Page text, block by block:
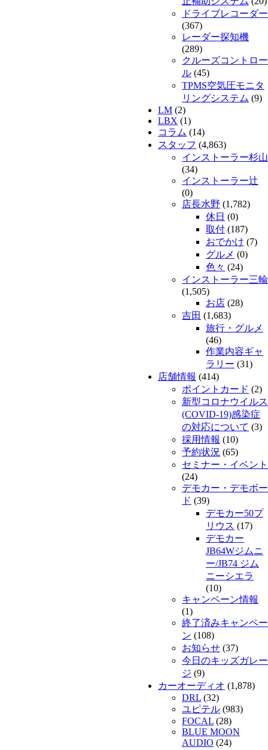
ドライブレコーダー
(367)
レーダー探知機
(289)
クルーズコントロー
ル (45)
TPMS空気圧モニタ
リングシステム (9)
LM (2)
LBX (1)
コラム (14)
スタッフ (4,863)
インストーラー杉山
(34)
インストーラー辻
(0)
店長水野 (1,782)
休日 (0)
取付 (187)
おでかけ (7)
グルメ (0)
色々 (24)
インストーラー三輪
(1,505)
お店 (28)
吉田 (1,683)
旅行・グルメ
(46)
作業内容ギャ
ラリー (31)
店舗情報 (414)
ポイントカード (2)
新型コロナウイルス
(COVID-19)感染症
の対応について (3)
採用情報 (10)
予約状況 (65)
セミナー・イベント
(24)
デモカー・デモボー
ド (39)
デモカー50プ
リウス (17)
デモカー
JB64Wジムニ
ー/JB74 ジム
ニーシエラ
(10)
キャンペーン情報
(1)
終了済みキャンペー
ン (108)
お知らせ (37)
今日のキッズガレー
ジ (9)
カーオーディオ (1,878)
DRL (32)
ユピテル (983)
FOCAL (28)
BLUE MOON
AUDIO (24)